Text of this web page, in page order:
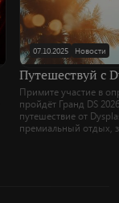
07.10.2025 Новости
Путешествуй с
Примите участие в
пройдёт Гранд DS
путешествие от
премиальный отдых,